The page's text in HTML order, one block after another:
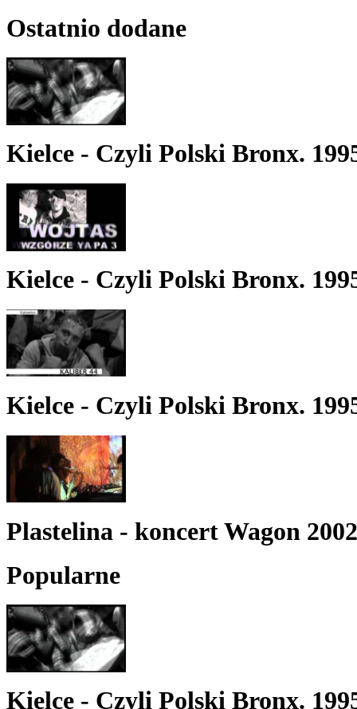
Ostatnio dodane
Kielce - Czyli Polski Bronx.
Kielce - Czyli Polski Bronx.
Kielce - Czyli Polski Bronx.
Plastelina - koncert Wagon 2002
Popularne
Kielce - Czyli Polski Bronx.